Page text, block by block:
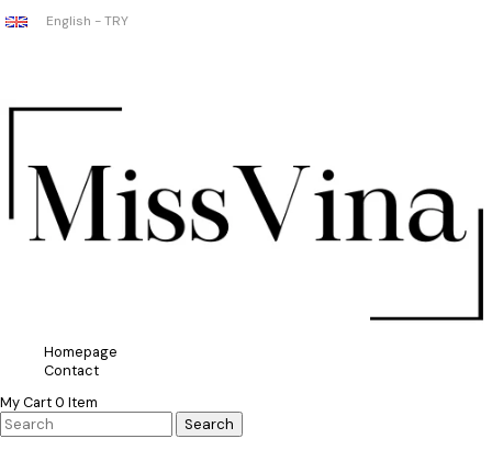
English - TRY
Homepage
Contact
My Cart0 Item